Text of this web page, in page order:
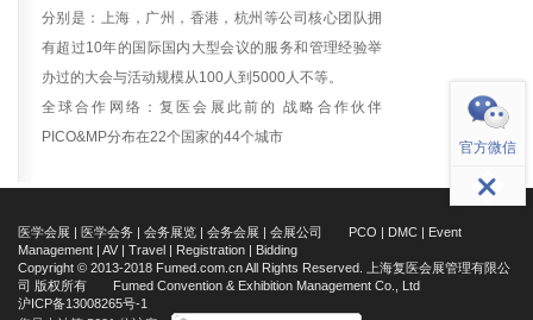
分别是：上海，广州，香港，杭州等公司核心团队拥
有超过10年的国际国内大型会议的服务和管理经验举
办过的大会与活动规模从100人到5000人不等。
全球合作网络：复医会展此前的 战略合作伙伴
PICO&MP分布在22个国家的44个城市
医学会展 | 医学会务 | 会务展览 | 会务会展 | 会展公司 PCO | DMC | Event
Management | AV | Travel | Registration | Bidding
Copyright © 2013-2018 Fumed.com.cn All Rights Reserved. 上海复医会展管理有限公
司 版权所有 Fumed Convention & Exhibition Management Co., Ltd
沪ICP备13008265号-1
官方微信